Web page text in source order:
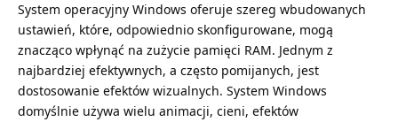
System operacyjny Windows oferuje szereg wbudowanych
ustawień, które, odpowiednio skonfigurowane, mogą
znacząco wpłynąć na zużycie pamięci RAM. Jednym z
najbardziej efektywnych, a często pomijanych, jest
dostosowanie efektów wizualnych. System Windows
domyślnie używa wielu animacji, cieni, efektów